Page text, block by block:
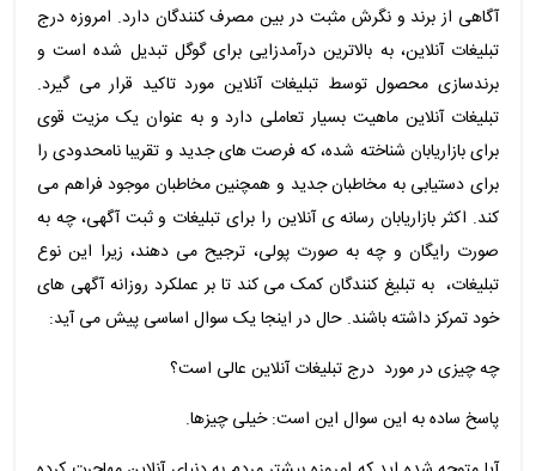
آگاهی از برند و نگرش مثبت در بین مصرف کنندگان دارد. امروزه درج
تبلیغات آنلاین، به بالاترین درآمدزایی برای گوگل تبدیل شده است و
برندسازی محصول توسط تبلیغات آنلاین مورد تاکید قرار می گیرد.
تبلیغات آنلاین ماهیت بسیار تعاملی دارد و به عنوان یک مزیت قوی
برای بازاریابان شناخته شده، که فرصت های جدید و تقریبا نامحدودی را
برای دستیابی به مخاطبان جدید و همچنین مخاطبان موجود فراهم می
کند. اکثر بازاریابان رسانه ی آنلاین را برای تبلیغات و ثبت آگهی، چه به
صورت رایگان و چه به صورت پولی، ترجیح می دهند، زیرا این نوع
تبلیغات، به تبلیغ کنندگان کمک می کند تا بر عملکرد روزانه آگهی های
خود تمرکز داشته باشند. حال در اینجا یک سوال اساسی پیش می آید:
چه چیزی در مورد درج تبلیغات آنلاین عالی است؟
پاسخ ساده به این سوال این است: خیلی چیزها.